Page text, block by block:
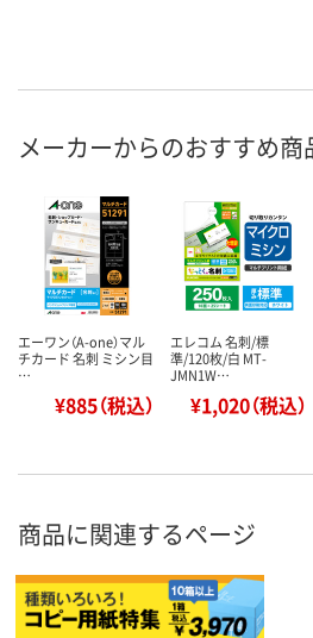
メーカーからのおすすめ商
エーワン（A-one）マル
チカード 名刺 ミシン目
…
¥885（税込）
エレコム 名刺/標
準/120枚/白 MT-
JMN1W…
¥1,020（税込）
商品に関連するページ